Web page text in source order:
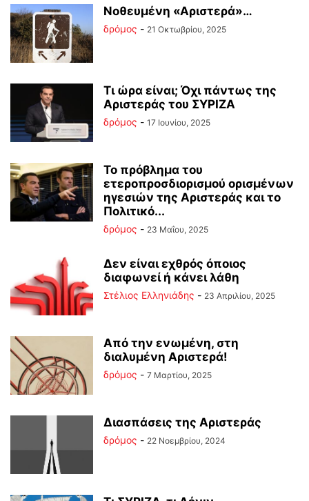
Νοθευμένη «Αριστερά»…
δρόμος - 21 Οκτωβρίου, 2025
Τι ώρα είναι; Όχι πάντως της
Αριστεράς του ΣΥΡΙΖΑ
δρόμος - 17 Ιουνίου, 2025
Το πρόβλημα του
ετεροπροσδιορισμού ορισμένων
ηγεσιών της Αριστεράς και το
Πολιτικό...
δρόμος - 23 Μαΐου, 2025
Δεν είναι εχθρός όποιος
διαφωνεί ή κάνει λάθη
Στέλιος Ελληνιάδης - 23 Απριλίου, 2025
Από την ενωμένη, στη
διαλυμένη Αριστερά!
δρόμος - 7 Μαρτίου, 2025
Διασπάσεις της Αριστεράς
δρόμος - 22 Νοεμβρίου, 2024